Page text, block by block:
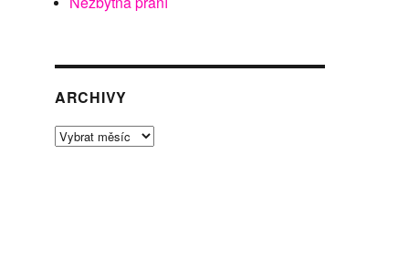
ARCHIVY
Archivy